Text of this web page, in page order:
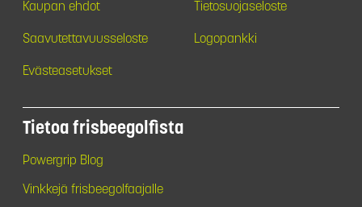
Kaupan ehdot Tietosuojaseloste
Saavutettavuusseloste Logopankki
Evästeasetukset
Tietoa frisbeegolfista
Powergrip Blog
Vinkkejä frisbeegolfaajalle